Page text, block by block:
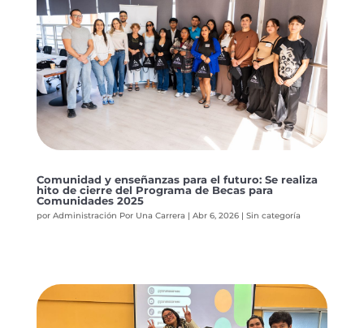
Comunidad y enseñanzas para el futuro: Se realiza
hito de cierre del Programa de Becas para
Comunidades 2025
por Administración Por Una Carrera | Abr 6, 2026| Sin categoría